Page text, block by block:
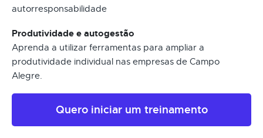
autorresponsabilidade
Produtividade e autogestão
Aprenda a utilizar ferramentas para ampliar a
produtividade individual nas empresas de Campo
Alegre.
Quero iniciar um treinamento